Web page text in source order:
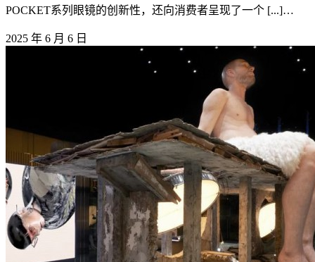
POCKET系列眼镜的创新性，还向消费者呈现了一个 [...]…
2025 年 6 月 6 日